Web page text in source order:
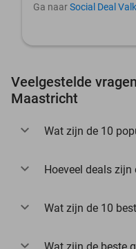
Ga naarSocial Deal
Veelgestelde
Maastricht
Wat zijn de 10
Hoeveel deals
Wat zijn de 10
Wat zijn de beste